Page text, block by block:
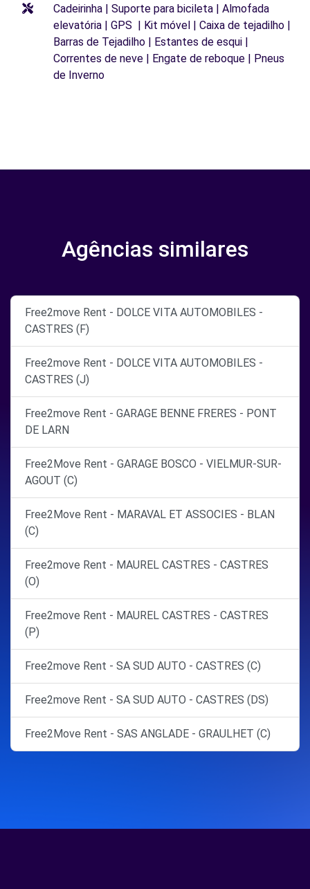
Cadeirinha | Suporte para bicileta | Almofada
elevatória | GPS | Kit móvel | Caixa de tejadilho |
Barras de Tejadilho | Estantes de esqui |
Correntes de neve | Engate de reboque | Pneus
de Inverno
Agências similares
Free2move Rent - DOLCE VITA AUTOMOBILES -
CASTRES (F)
Free2move Rent - DOLCE VITA AUTOMOBILES -
CASTRES (J)
Free2move Rent - GARAGE BENNE FRERES - PONT
DE LARN
Free2Move Rent - GARAGE BOSCO - VIELMUR-SUR-
AGOUT (C)
Free2Move Rent - MARAVAL ET ASSOCIES - BLAN
(C)
Free2move Rent - MAUREL CASTRES - CASTRES
(O)
Free2move Rent - MAUREL CASTRES - CASTRES
(P)
Free2move Rent - SA SUD AUTO - CASTRES (C)
Free2move Rent - SA SUD AUTO - CASTRES (DS)
Free2Move Rent - SAS ANGLADE - GRAULHET (C)